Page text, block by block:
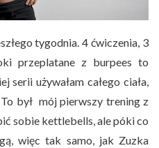
tygodnia. 4 ćwiczenia, 3
przeplatane z burpees to
używałam całego ciała,
był mój pierwszy trening z
sobie kettlebells, ale póki co
więc tak samo, jak Zuzka